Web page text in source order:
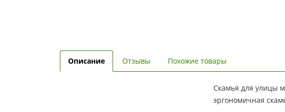
Описание Отзывы Похожие товары
Скамья для улицы
эргономичная